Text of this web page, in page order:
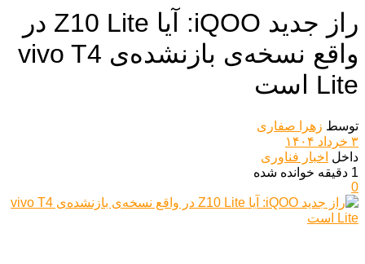
راز جدید iQOO: آیا Z10 Lite در
واقع نسخه‌ی بازنشده‌ی vivo T4
Lite است
توسط زهرا صفاری
۳ خرداد ۱۴۰۴
داخل اخبار فناوری
1 دقیقه خوانده شده
0